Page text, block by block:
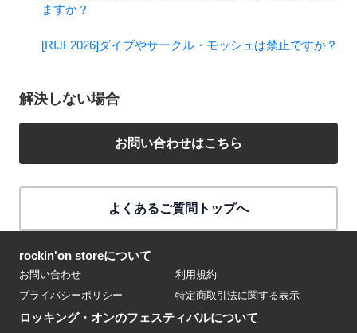
ますか？
[RIJF2026]ダイブやサークル・モッシュは禁止ですか？
解決しない場合
お問い合わせはこちら
よくあるご質問トップへ
rockin'on storeについて
お問い合わせ
利用規約
プライバシーポリシー
特定商取引法に関する表示
ロッキング・オンのフェスティバルについて